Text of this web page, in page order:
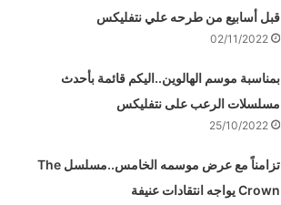
قبل أسابيع من طرحه علي نتفليكس
02/11/2022
بمناسبة موسم الهالوين..اليكم قائمة بأحدث
مسلسلات الرعب على نتفليكس
25/10/2022
تزامناً مع عرض موسمه الخامس..مسلسل The
Crown يواجه انتقادات عنيفة